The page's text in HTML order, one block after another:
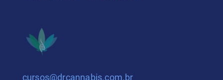
cursos@drcannabis.com.br